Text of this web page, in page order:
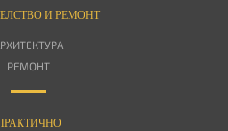
И РЕМОНТ
РЕМОНТ